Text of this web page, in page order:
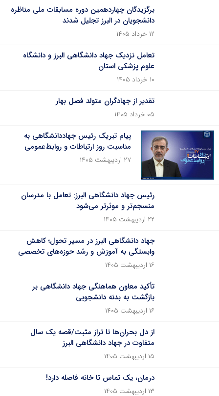
برگزیدگان چهاردهمین دوره مسابقات ملی مناظره
دانشجویان در البرز تجلیل شدند
۱۲ خرداد ۱۴۰۵
تعامل نزدیک جهاد دانشگاهی البرز و دانشگاه
علوم پزشکی استان
۱۰ خرداد ۱۴۰۵
تقدیر از جهادگران متولد فصل بهار
۰۵ خرداد ۱۴۰۵
پیام تبریک رئیس جهاددانشگاهی به
مناسبت روز ارتباطات و روابط‌عمومی
۲۷ اردیبهشت ۱۴۰۵
رئیس جهاد دانشگاهی البرز: تعامل با مدرسان
منسجم‌تر و موثرتر می‌شود
۲۲ اردیبهشت ۱۴۰۵
جهاد دانشگاهی البرز در مسیر تحول؛ کاهش
وابستگی به آموزش و رشد حوزه‌های تخصصی
۱۶ اردیبهشت ۱۴۰۵
تأکید معاون هماهنگی جهاد دانشگاهی بر
بازگشت به بدنه دانشجویی
۱۶ اردیبهشت ۱۴۰۵
از دل بحران‌ها تا تراز مثبت/قصه یک سال
متفاوت در جهاد دانشگاهی البرز
۱۵ اردیبهشت ۱۴۰۵
درمان، یک تماس تا خانه فاصله دارد!
۱۳ اردیبهشت ۱۴۰۵